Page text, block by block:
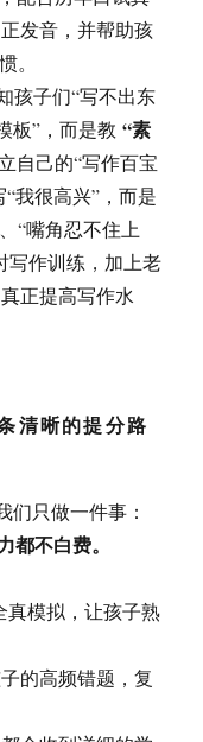
发音，并帮助孩
。
孩子们“写不出东
板”，而是教“素
自己的“写作百宝
我很高兴”，而是
“嘴角忍不住上
写作训练，加上老
正提高写作水
清晰的提分路
们只做一件事：
都不白费。
真模拟，让孩子熟
的高频错题，复